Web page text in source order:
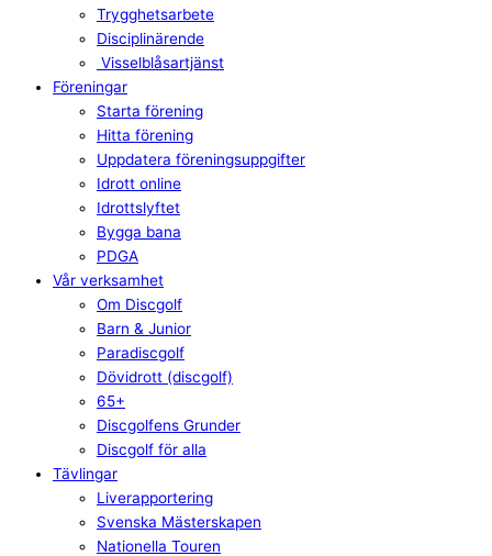
Trygghetsarbete
Disciplinärende
Visselblåsartjänst
Föreningar
Starta förening
Hitta förening
Uppdatera föreningsuppgifter
Idrott online
Idrottslyftet
Bygga bana
PDGA
Vår verksamhet
Om Discgolf
Barn & Junior
Paradiscgolf
Dövidrott (discgolf)
65+
Discgolfens Grunder
Discgolf för alla
Tävlingar
Liverapportering
Svenska Mästerskapen
Nationella Touren